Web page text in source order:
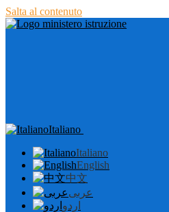
Salta al contenuto
Italiano
Italiano
English
中文
عربى
اردو